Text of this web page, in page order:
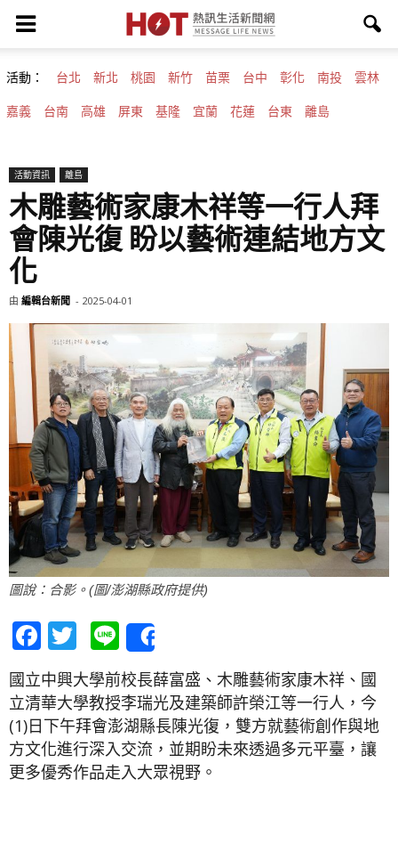
活動： 台北 新北 桃園 新竹 苗栗 台中 彰化 南投 雲林
嘉義 台南 高雄 屏東 基隆 宜蘭 花蓮 台東 離島
活動資訊 離島
木雕藝術家康木祥等一行人拜
會陳光復 盼以藝術連結地方文
化
由 編輯台新聞 - 2025-04-01
圖說：合影。(圖/澎湖縣政府提供)
Facebook
Twitter
Line
國立中興大學前校長薛富盛、木雕藝術家康木祥、國
立清華大學教授李瑞光及建築師許榮江等一行人，今
(1)日下午拜會澎湖縣長陳光復，雙方就藝術創作與地
方文化進行深入交流，並期盼未來透過多元平臺，讓
更多優秀作品走入大眾視野。